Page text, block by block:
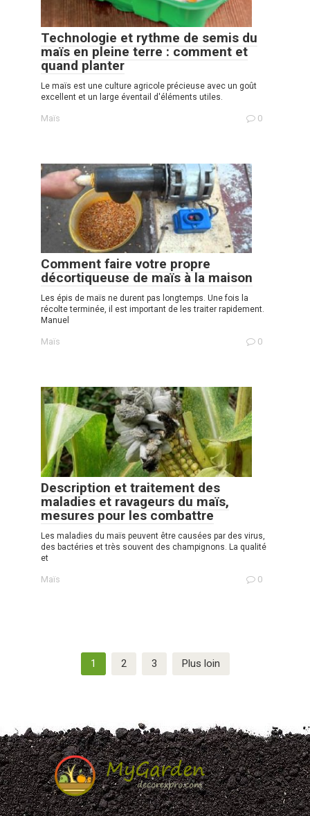
Technologie et rythme de semis du
maïs en pleine terre : comment et
quand planter
Le maïs est une culture agricole précieuse avec un goût
excellent et un large éventail d'éléments utiles.
Maïs 0
Comment faire votre propre
décortiqueuse de maïs à la maison
Les épis de maïs ne durent pas longtemps. Une fois la
récolte terminée, il est important de les traiter rapidement.
Manuel
Maïs 0
Description et traitement des
maladies et ravageurs du maïs,
mesures pour les combattre
Les maladies du maïs peuvent être causées par des virus,
des bactéries et très souvent des champignons. La qualité
et
Maïs 0
1 2 3 Plus loin